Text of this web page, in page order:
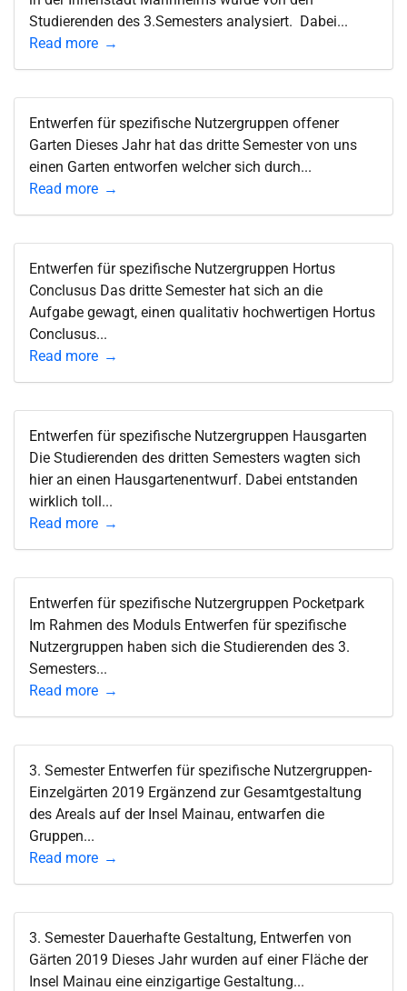
Studierenden des 3.Semesters analysiert. Dabei...
Read more
Entwerfen für spezifische Nutzergruppen offener
Garten Dieses Jahr hat das dritte Semester von uns
einen Garten entworfen welcher sich durch...
Read more
Entwerfen für spezifische Nutzergruppen Hortus
Conclusus Das dritte Semester hat sich an die
Aufgabe gewagt, einen qualitativ hochwertigen Hortus
Conclusus...
Read more
Entwerfen für spezifische Nutzergruppen Hausgarten
Die Studierenden des dritten Semesters wagten sich
hier an einen Hausgartenentwurf. Dabei entstanden
wirklich toll...
Read more
Entwerfen für spezifische Nutzergruppen Pocketpark
Im Rahmen des Moduls Entwerfen für spezifische
Nutzergruppen haben sich die Studierenden des 3.
Semesters...
Read more
3. Semester Entwerfen für spezifische Nutzergruppen-
Einzelgärten 2019 Ergänzend zur Gesamtgestaltung
des Areals auf der Insel Mainau, entwarfen die
Gruppen...
Read more
3. Semester Dauerhafte Gestaltung, Entwerfen von
Gärten 2019 Dieses Jahr wurden auf einer Fläche der
Insel Mainau eine einzigartige Gestaltung...